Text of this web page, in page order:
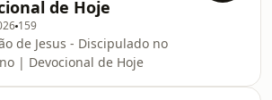
de Hoje
159
de Jesus - Discipulado no
| Devocional de Hoje